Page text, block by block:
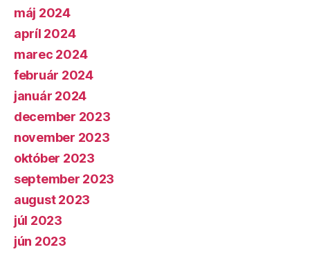
máj 2024
apríl 2024
marec 2024
február 2024
január 2024
december 2023
november 2023
október 2023
september 2023
august 2023
júl 2023
jún 2023